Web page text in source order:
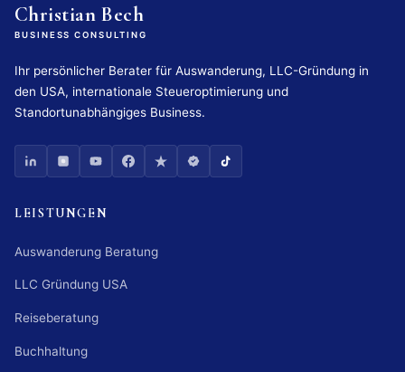
Christian Bech
BUSINESS CONSULTING
Ihr persönlicher Berater für Auswanderung, LLC-Gründung in
den USA, internationale Steueroptimierung und
Standortunabhängiges Business.
LEISTUNGEN
Auswanderung Beratung
LLC Gründung USA
Reiseberatung
Buchhaltung